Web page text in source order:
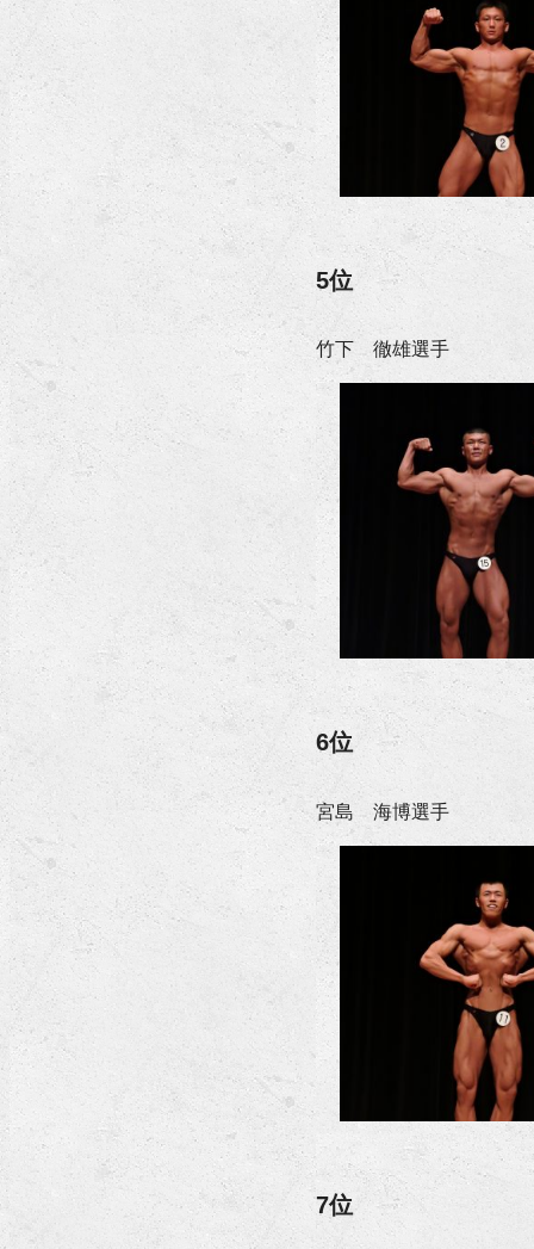
5位
竹下 徹雄選手
6位
宮島 海博選手
7位